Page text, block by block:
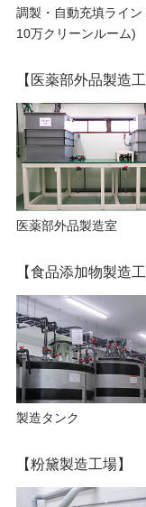
調製・自動充填ライン
10万クリーンルーム)
【医薬部外品製造
医薬部外品製造室
【食品添加物製造工
製造タンク
【粉黛製造工場】